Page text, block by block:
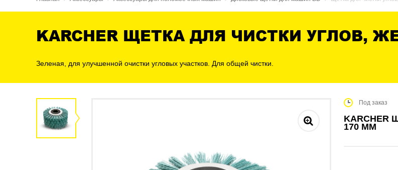
KARCHER ЩЕТКА ДЛЯ ЧИСТКИ УГЛОВ,
Зеленая, для улучшенной очистки угловых участков. Для общей чистки.
Под заказ
170 MM